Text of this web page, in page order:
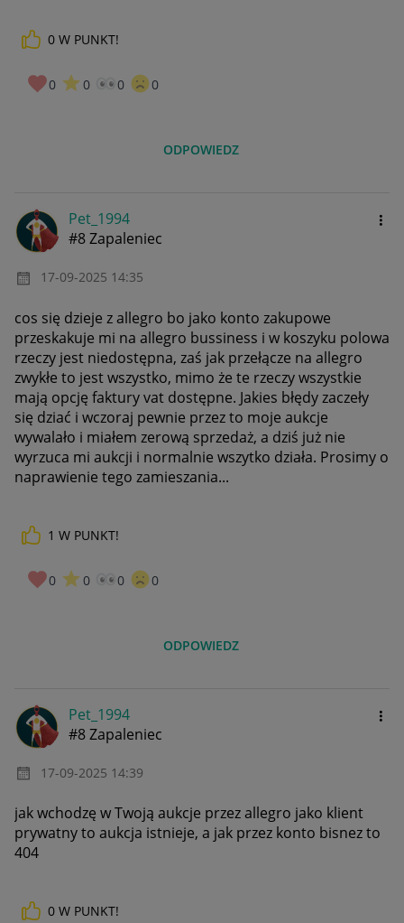
0 W PUNKT!
0 0 0 0
ODPOWIEDZ
Pet_1994
#8 Zapaleniec
‎17-09-2025 14:35
cos się dzieje z allegro bo jako konto zakupowe
przeskakuje mi na allegro bussiness i w koszyku polowa
rzeczy jest niedostępna, zaś jak przełącze na allegro
zwykłe to jest wszystko, mimo że te rzeczy wszystkie
mają opcję faktury vat dostępne. Jakies błędy zaczeły
się dziać i wczoraj pewnie przez to moje aukcje
wywalało i miałem zerową sprzedaż, a dziś już nie
wyrzuca mi aukcji i normalnie wszytko działa. Prosimy o
naprawienie tego zamieszania...
1 W PUNKT!
0 0 0 0
ODPOWIEDZ
Pet_1994
#8 Zapaleniec
‎17-09-2025 14:39
jak wchodzę w Twoją aukcje przez allegro jako klient
prywatny to aukcja istnieje, a jak przez konto bisnez to
404
0 W PUNKT!